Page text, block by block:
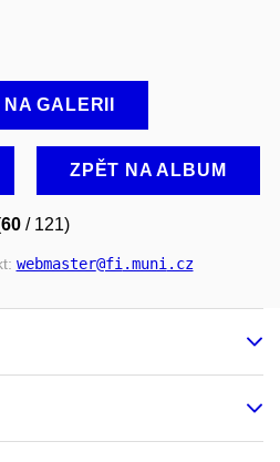
GALERII
ZPĚT NA ALBUM
60/ 121)
webmaster@fi.muni.cz